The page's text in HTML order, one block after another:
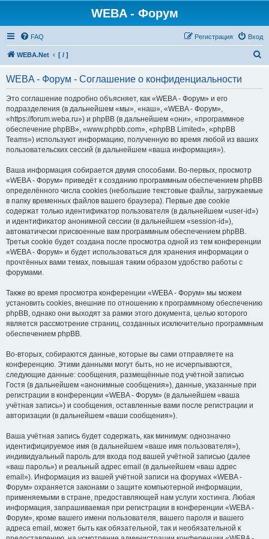
WEBA - Форум
FAQ Вход
Регистрация
WEBA.Net [ / ]
WEBA - Форум - Соглашение о конфиденциальности
Это соглашение подробно объясняет, как «WEBA - Форум» и его
подразделения (в дальнейшем «мы», «наш», «WEBA - Форум»,
«https://forum.weba.ru») и phpBB (в дальнейшем «они», «программное
обеспечение phpBB», «www.phpbb.com», «phpBB Limited», «phpBB
Teams») используют информацию, полученную во время любой из ваших
пользовательских сессий (в дальнейшем «ваша информация»).
Ваша информация собирается двумя способами. Во-первых, просмотр
«WEBA - Форум» приведёт к созданию программным обеспечением phpBB
определённого числа cookies (небольшие текстовые файлы, загружаемые
в папку временных файлов вашего браузера). Первые две cookie
содержат только идентификатор пользователя (в дальнейшем «user-id»)
и идентификатор анонимной сессии (в дальнейшем «session-id»),
автоматически присвоенные вам программным обеспечением phpBB.
Третья cookie будет создана после просмотра одной из тем конференции
«WEBA - Форум» и будет использоваться для хранения информации о
прочтённых вами темах, повышая таким образом удобство работы с
форумами.
Также во время просмотра конференции «WEBA - Форум» мы можем
установить cookies, внешние по отношению к программному обеспечению
phpBB, однако они выходят за рамки этого документа, целью которого
является рассмотрение страниц, созданных исключительно программным
обеспечением phpBB.
Во-вторых, собираются данные, которые вы сами отправляете на
конференцию. Этими данными могут быть, но не исчерпываются,
следующие данные: сообщения, размещённые под учётной записью
Гостя (в дальнейшем «анонимные сообщения»), данные, указанные при
регистрации в конференции «WEBA - Форум» (в дальнейшем «ваша
учётная запись») и сообщения, оставленные вами после регистрации и
авторизации (в дальнейшем «ваши сообщения»).
Ваша учётная запись будет содержать, как минимум: однозначно
идентифицируемое имя (в дальнейшем «ваше имя пользователя»),
индивидуальный пароль для входа под вашей учётной записью (далее
«ваш пароль») и реальный адрес email (в дальнейшем «ваш адрес
email»). Информация из вашей учётной записи на форумах «WEBA -
Форум» охраняется законами о защите компьютерной информации,
применяемыми в стране, предоставляющей нам услуги хостинга. Любая
информация, запрашиваемая при регистрации в конференции «WEBA -
Форум», кроме вашего имени пользователя, вашего пароля и вашего
адреса email, может быть как обязательной, так и необязательной к